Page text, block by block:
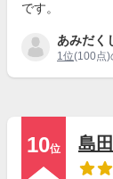
です。
あみだく
1位(100点)
10位
島